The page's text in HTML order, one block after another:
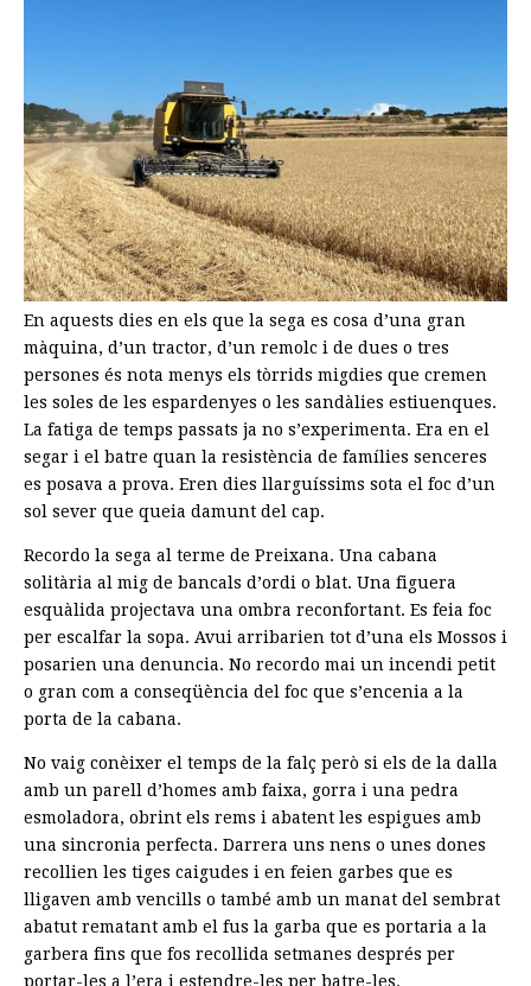
En aquests dies en els que la sega es cosa d’una gran
màquina, d’un tractor, d’un remolc i de dues o tres
persones és nota menys els tòrrids migdies que cremen
les soles de les espardenyes o les sandàlies estiuenques.
La fatiga de temps passats ja no s’experimenta. Era en el
segar i el batre quan la resistència de famílies senceres
es posava a prova. Eren dies llarguíssims sota el foc d’un
sol sever que queia damunt del cap.
Recordo la sega al terme de Preixana. Una cabana
solitària al mig de bancals d’ordi o blat. Una figuera
esquàlida projectava una ombra reconfortant. Es feia foc
per escalfar la sopa. Avui arribarien tot d’una els Mossos i
posarien una denuncia. No recordo mai un incendi petit
o gran com a conseqüència del foc que s’encenia a la
porta de la cabana.
No vaig conèixer el temps de la falç però si els de la dalla
amb un parell d’homes amb faixa, gorra i una pedra
esmoladora, obrint els rems i abatent les espigues amb
una sincronia perfecta. Darrera uns nens o unes dones
recollien les tiges caigudes i en feien garbes que es
lligaven amb vencills o també amb un manat del sembrat
abatut rematant amb el fus la garba que es portaria a la
garbera fins que fos recollida setmanes després per
portar-les a l’era i estendre-les per batre-les.